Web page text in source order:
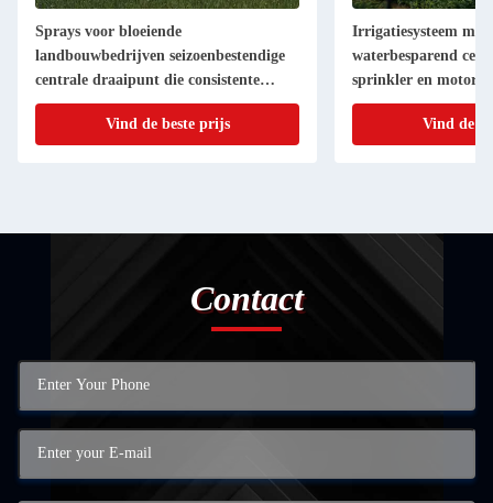
voor bloeiende
seizoenbestendige
draaipunt die consistente
levert
Vind de beste prijs
Irrigatiesysteem met 30 inch
waterbesparend centrum
sprinkler en motor
Vind de beste prijs
Contact